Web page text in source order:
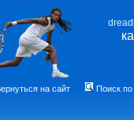
на сайт Поиск